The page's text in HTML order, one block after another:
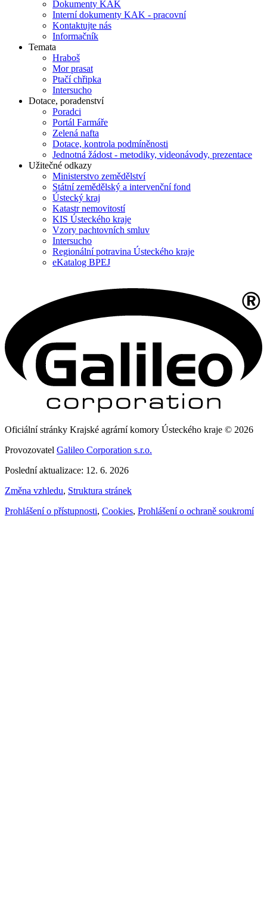
Dokumenty KAK
Interní dokumenty KAK - pracovní
Kontaktujte nás
Informačník
Temata
Hraboš
Mor prasat
Ptačí chřipka
Intersucho
Dotace, poradenství
Poradci
Portál Farmáře
Zelená nafta
Dotace, kontrola podmíněnosti
Jednotná žádost - metodiky, videonávody, prezentace
Užitečné odkazy
Ministerstvo zemědělství
Státní zemědělský a intervenční fond
Ústecký kraj
Katastr nemovitostí
KIS Ústeckého kraje
Vzory pachtovních smluv
Intersucho
Regionální potravina Ústeckého kraje
eKatalog BPEJ
Oficiální stránky Krajské agrární komory Ústeckého kraje © 2026
Provozovatel Galileo Corporation s.r.o.
Poslední aktualizace: 12. 6. 2026
Změna vzhledu, Struktura stránek
Prohlášení o přístupnosti, Cookies, Prohlášení o ochraně soukromí